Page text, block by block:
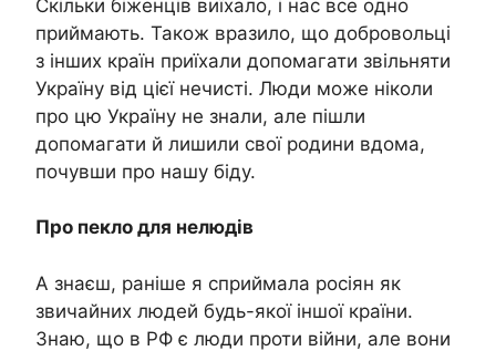
Скільки біженців виїхало, і нас все одно
приймають. Також вразило, що добровольці
з інших країн приїхали допомагати звільняти
Україну від цієї нечисті. Люди може ніколи
про цю Україну не знали, але пішли
допомагати й лишили свої родини вдома,
почувши про нашу біду.
Про пекло для нелюдів
А знаєш, раніше я сприймала росіян як
звичайних людей будь-якої іншої країни.
Знаю, що в РФ є люди проти війни, але вони